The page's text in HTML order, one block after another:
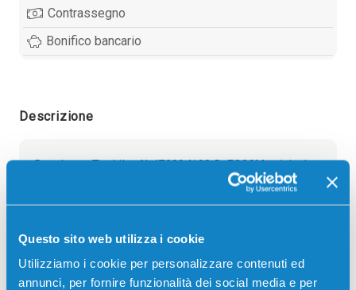
Questo sito web utilizza i cookie
Utilizziamo i cookie per personalizzare contenuti ed
annunci, per fornire funzionalità dei social media e per
Contrassegno
Bonifico bancario
Descrizione
Developer Toshiba 6LJ70994100 D-FC30M originale
MAGENTA 56000 pagine per Stampanti: Toshiba E-
STUDIO 2050C, Toshiba E-STUDIO 2051C, Toshiba
E-STUDIO 3055, Toshiba E-STUDIO 3055CSE